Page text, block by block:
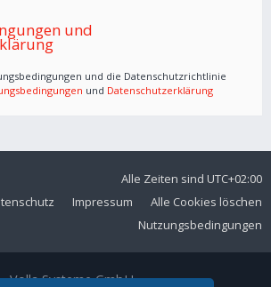
und
und die Datenschutzrichtlinie
und Datenschutzerklärung
Alle Zeiten sind UTC+02:00
Alle Cookies löschen
Impressum
Nutzungsbedingungen
Volla Systeme GmbH